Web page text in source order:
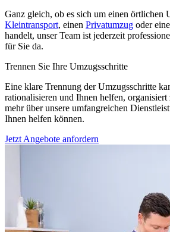
Ganz gleich, ob es sich um einen örtlichen
Kleintransport, einen Privatumzug oder
handelt, unser Team ist jederzeit
für Sie da.
Trennen Sie Ihre Umzugsschritte
Eine klare Trennung der Umzugsschritte
rationalisieren und Ihnen helfen,
mehr über unsere umfangreichen
Ihnen helfen können.
Jetzt Angebote anfordern